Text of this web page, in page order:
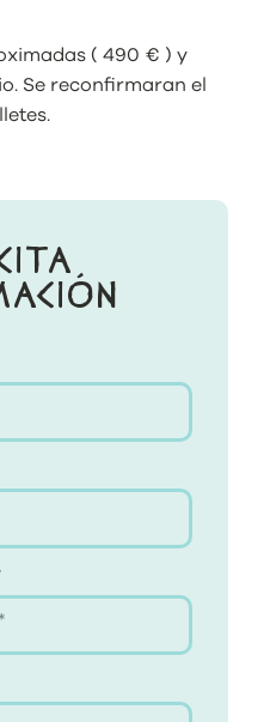
( 490 € ) y
Se reconfirmaran el